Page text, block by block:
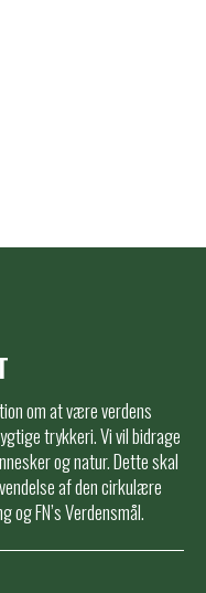
om at være verdens
trykkeri. Vi vil bidrage
og natur. Dette skal
af den cirkulære
og FN’s Verdensmål.